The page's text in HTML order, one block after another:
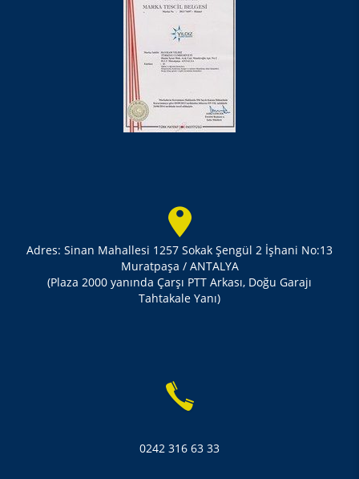
Adres: Sinan Mahallesi 1257 Sokak Şengül 2 İşhani No:13
Muratpaşa / ANTALYA
(Plaza 2000 yanında Çarşı PTT Arkası, Doğu Garajı
Tahtakale Yanı)
0242 316 63 33